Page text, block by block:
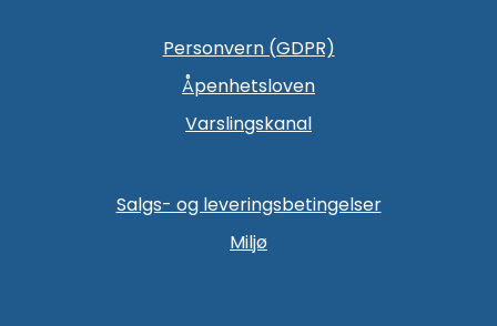
Personvern (GDPR)
Åpenhetsloven
Varslingskanal
Salgs- og leveringsbetingelser
Miljø